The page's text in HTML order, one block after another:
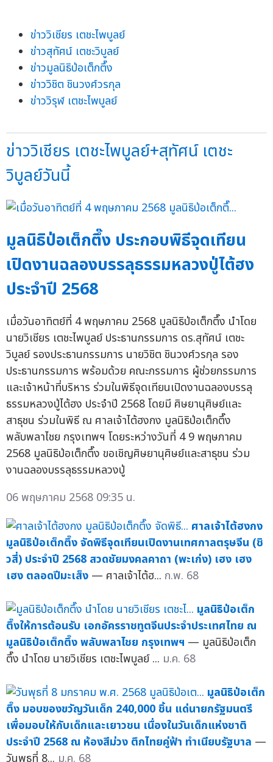
ข่าววิเชียร เตชะไพบูลย์
ข่าวสุทัศน์ เตชะวิบูลย์
ข่าวมูลนิธิป่อเต็กตึ๊ง
ข่าววิชิต ชินวงศ์วรกุล
ข่าววิรุฬ เตชะไพบูลย์
ข่าววิเชียร เตชะไพบูลย์+สุทัศน์ เตชะ
วิบูลย์วันนี้
มูลนิธิป่อเต็กตึ๊ง ประกอบพิธีจุดเทียน
เปิดงานฉลองบรรลุธรรมหลวงปู่ไต้ฮง
ประจำปี 2568
เมื่อวันอาทิตย์ที่ 4 พฤษภาคม 2568 มูลนิธิป่อเต็กตึ๊ง นำโดย
นายวิเชียร เตชะไพบูลย์ ประธานกรรมการ ดร.สุทัศน์ เตชะ
วิบูลย์ รองประธานกรรมการ นายวิชิต ชินวงศ์วรกุล รอง
ประธานกรรมการ พร้อมด้วย คณะกรรมการ ผู้ช่วยกรรมการ
และเจ้าหน้าที่บริหาร ร่วมในพิธีจุดเทียนเปิดงานฉลองบรรลุ
ธรรมหลวงปู่ไต้ฮง ประจำปี 2568 โดยมี ศิษยานุศิษย์และ
สาธุชน ร่วมในพิธี ณ ศาลเจ้าไต้ฮงกง มูลนิธิป่อเต็กตึ๊ง
พลับพลาไชย กรุงเทพฯ โดยระหว่างวันที่ 4 9 พฤษภาคม
2568 มูลนิธิป่อเต็กตึ๊ง ขอเชิญศิษยานุศิษย์และสาธุชน ร่วม
งานฉลองบรรลุธรรมหลวงปู่
06 พฤษภาคม 2568 09:35 น.
ศาลเจ้าไต้ฮงกง
มูลนิธิป่อเต็กตึ๊ง จัดพิธีจุดเทียนเปิดงานเทศกาลตรุษจีน (ชิ
วสี่) ประจำปี 2568 สวดชัยมงคลคาถา (พะเก่ง) เฮง เฮง
เฮง ตลอดปีมะเส็ง — ศาลเจ้าไต้ฮ... ก.พ. 68
มูลนิธิป่อเต็ก
ตึ๊งให้การต้อนรับ เอกอัครราชทูตจีนประจำประเทศไทย ณ
มูลนิธิป่อเต็กตึ๊ง พลับพลาไชย กรุงเทพฯ — มูลนิธิป่อเต็ก
ตึ๊ง นำโดย นายวิเชียร เตชะไพบูลย์ ... ม.ค. 68
มูลนิธิป่อเต็ก
ตึ๊ง มอบของขวัญวันเด็ก 240,000 ชิ้น แด่นายกรัฐมนตรี
เพื่อมอบให้กับเด็กและเยาวชน เนื่องในวันเด็กแห่งชาติ
ประจำปี 2568 ณ ห้องสีม่วง ตึกไทยคู่ฟ้า ทำเนียบรัฐบาล —
วันพุธที่ 8... ม.ค. 68